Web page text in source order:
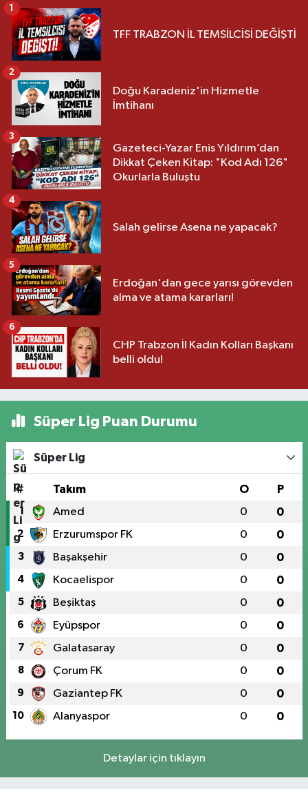
TFF TRABZON İL TEMSİLCİSİ DEĞİŞTİ
1
Doğu Karadeniz'in Hizmetle
İmtihanı
2
Gazeteci-Yazar Enis Yıldırım’dan
Dikkat Çeken Kitap: "Kod Adı 126"
Okurlarla Buluştu
3
Salah gelirse Asena ne yapacak?
4
Erdoğan'dan gece yarısı görevden
alma ve atama kararları!
5
CHP Trabzon İl Kadın Kolları Başkanı
belli oldu!
6
Süper Lig Puan Durumu
Süper Lig
# Takım O P
1 Amed 0 0
2 Erzurumspor FK 0 0
3 Başakşehir 0 0
4 Kocaelispor 0 0
5 Beşiktaş 0 0
6 Eyüpspor 0 0
7 Galatasaray 0 0
8 Çorum FK 0 0
9 Gaziantep FK 0 0
10 Alanyaspor 0 0
Detaylar için tıklayın